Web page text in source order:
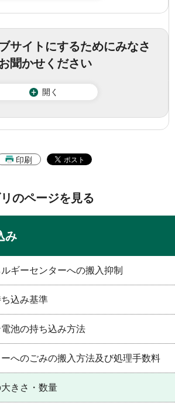
サイトにするためにみなさ
聞かせください
開く
印刷
のページを見る
み
ギーセンターへの搬入抑制
込み基準
池の持ち込み方法
へのごみの搬入方法及び処理手数料
きさ・数量